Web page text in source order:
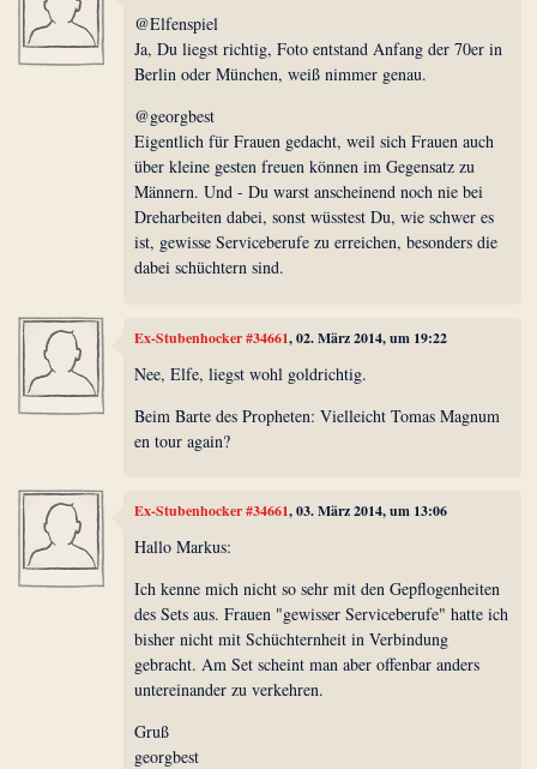
@Elfenspiel
Ja, Du liegst richtig, Foto entstand Anfang der 70er in
Berlin oder München, weiß nimmer genau.
@georgbest
Eigentlich für Frauen gedacht, weil sich Frauen auch
über kleine gesten freuen können im Gegensatz zu
Männern. Und - Du warst anscheinend noch nie bei
Dreharbeiten dabei, sonst wüsstest Du, wie schwer es
ist, gewisse Serviceberufe zu erreichen, besonders die
dabei schüchtern sind.
Ex-Stubenhocker #34661, 02. März 2014, um 19:22
Nee, Elfe, liegst wohl goldrichtig.
Beim Barte des Propheten: Vielleicht Tomas Magnum
en tour again?
Ex-Stubenhocker #34661, 03. März 2014, um 13:06
Hallo Markus:
Ich kenne mich nicht so sehr mit den Gepflogenheiten
des Sets aus. Frauen "gewisser Serviceberufe" hatte ich
bisher nicht mit Schüchternheit in Verbindung
gebracht. Am Set scheint man aber offenbar anders
untereinander zu verkehren.
Gruß
georgbest